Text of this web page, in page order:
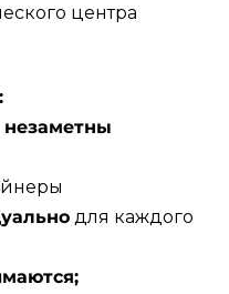
центра
незаметны
для каждого